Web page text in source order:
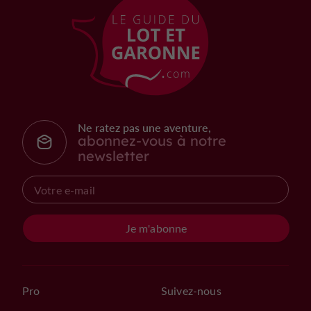
Ne ratez pas une aventure,
abonnez-vous à notre
newsletter
Je m'abonne
Pro Suivez-nous